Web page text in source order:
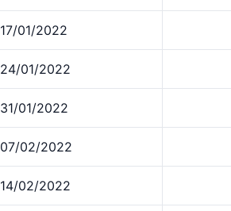
17/01/2022
24/01/2022
31/01/2022
07/02/2022
14/02/2022